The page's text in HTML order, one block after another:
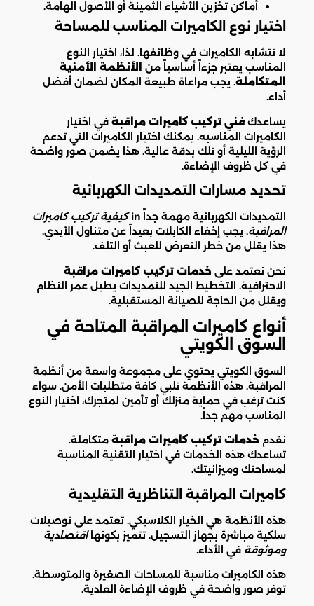
أماكن تخزين الأشياء الثمينة أو الأصول الهامة.
اختيار نوع الكاميرات المناسب للمساحة
لا تتشابه الكاميرات في وظائفها. لذا، اختيار النوع
المناسب يعتبر جزءاً أساسياً من
الأنظمة الأمنية
المتكاملة. يجب مراعاة طبيعة المكان لضمان أفضل
أداء.
يساعدك فني تركيب كاميرات مراقبة في اختيار
الكاميرات المناسبه. يمكنك اختيار الكاميرات التي تدعم
الرؤية الليلية أو تلك بدقة عالية. هذا يضمن صور واضحة
في كل ظروف الإضاءة.
تحديد مسارات التمديدات الكهربائية
التمديدات الكهربائية مهمة جداً in
كيفية تركيب كاميرات
المراقبة. يجب إخفاء الكابلات بعيداً عن متناول الأيدي.
هذا يقلل من خطر التعرض للعبث أو التلف.
نحن نعتمد على خدمات تركيب كاميرات مراقبة
الاحترافية. التخطيط الجيد للتمديدات يطيل عمر النظام
ويقلل من الحاجة للصيانة المستقبلية.
أنواع كاميرات المراقبة المتاحة في
السوق الكويتي
السوق الكويتي يحتوي على مجموعة واسعة من أنظمة
المراقبة. هذه الأنظمة تلبي كافة متطلبات الأمن. سواء
كنت ترغب في حماية منزلك أو تأمين لمتجرك، اختيار النوع
المناسب مهم جداً.
نقدم خدمات تركيب كاميرات مراقبة متكاملة.
تساعدك هذه الخدمات في اختيار التقنية المناسبة
لمساحتك وميزانيتك.
كاميرات المراقبة التناظرية التقليدية
هذه الأنظمة هي الخيار الكلاسيكي. تعتمد على توصيلات
سلكية مباشرة بجهاز التسجيل. تتميز بكونهااقتصادية
وموثوقة في الأداء.
هذه الكاميرات مناسبة للمساحات الصغيرة والمتوسطة.
توفر صور واضحة في ظروف الإضاءة العادية.